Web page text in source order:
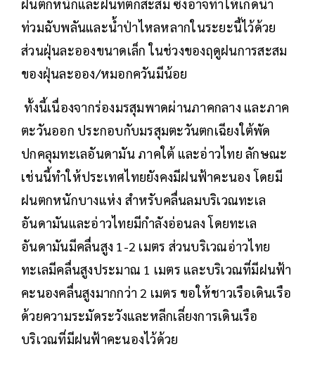
ฝนตกหนักและฝนที่ตกสะสม ซึ่งอาจทำให้เกิดน้ำ
ท่วมฉับพลันและน้ำป่าไหลหลากในระยะนี้ไว้ด้วย
ส่วนฝุ่นละอองขนาดเล็ก ในช่วงของฤดูฝนการสะสม
ของฝุ่นละออง/หมอกควันมีน้อย
ทั้งนี้เนื่องจากร่องมรสุมพาดผ่านภาคกลาง และภาค
ตะวันออก ประกอบกับมรสุมตะวันตกเฉียงใต้พัด
ปกคลุมทะเลอันดามัน ภาคใต้ และอ่าวไทย ลักษณะ
เช่นนี้ทำให้ประเทศไทยยังคงมีฝนฟ้าคะนอง โดยมี
ฝนตกหนักบางแห่ง สำหรับคลื่นลมบริเวณทะเล
อันดามันและอ่าวไทยมีกำลังอ่อนลง โดยทะเล
อันดามันมีคลื่นสูง 1-2 เมตร ส่วนบริเวณอ่าวไทย
ทะเลมีคลื่นสูงประมาณ 1 เมตร และบริเวณที่มีฝนฟ้า
คะนองคลื่นสูงมากกว่า 2 เมตร ขอให้ชาวเรือเดินเรือ
ด้วยความระมัดระวังและหลีกเลี่ยงการเดินเรือ
บริเวณที่มีฝนฟ้าคะนองไว้ด้วย